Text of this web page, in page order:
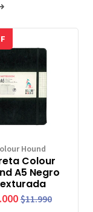
Hound
Colour
A5 Negro
$11.990